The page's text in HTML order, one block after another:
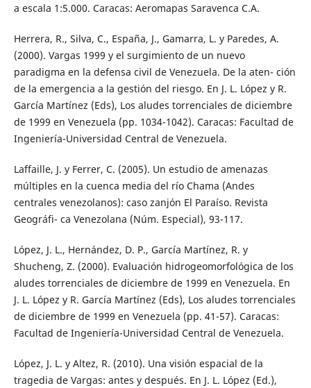
a escala 1:5.000. Caracas: Aeromapas Saravenca C.A.
Herrera, R., Silva, C., España, J., Gamarra, L. y Paredes, A.
(2000). Vargas 1999 y el surgimiento de un nuevo
paradigma en la defensa civil de Venezuela. De la aten- ción
de la emergencia a la gestión del riesgo. En J. L. López y R.
García Martínez (Eds), Los aludes torrenciales de diciembre
de 1999 en Venezuela (pp. 1034-1042). Caracas: Facultad de
Ingeniería-Universidad Central de Venezuela.
Laffaille, J. y Ferrer, C. (2005). Un estudio de amenazas
múltiples en la cuenca media del río Chama (Andes
centrales venezolanos): caso zanjón El Paraíso. Revista
Geográfi- ca Venezolana (Núm. Especial), 93-117.
López, J. L., Hernández, D. P., García Martínez, R. y
Shucheng, Z. (2000). Evaluación hidrogeomorfológica de los
aludes torrenciales de diciembre de 1999 en Venezuela. En
J. L. López y R. García Martínez (Eds), Los aludes torrenciales
de diciembre de 1999 en Venezuela (pp. 41-57). Caracas:
Facultad de Ingeniería-Universidad Central de Venezuela.
López, J. L. y Altez, R. (2010). Una visión espacial de la
tragedia de Vargas: antes y después. En J. L. López (Ed.),